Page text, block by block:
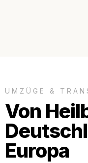
UMZÜGE &
Von
Europa